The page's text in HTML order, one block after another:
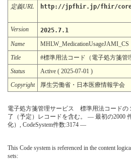
定義URL
http://jpfhir.jp/fhir/core/
Version
2025.7.1
Name
MHLW_MedicationUsageJAMI_CS
Title
#標準用法コード（電子処方箋管
Status
Active ( 2025-07-01 )
Copyright
厚生労働省・日本医療情報学会
電子処方箋管理サービス 標準用法コード
了（予定）レコードを含む。 — 最初の2000
化）, CodeSystem件数:3174 —
This Code system is referenced in the content
sets: